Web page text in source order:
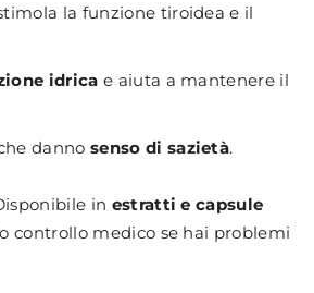
la funzione tiroidea e il
idrica e aiuta a mantenere il
danno senso di sazietà.
in estratti e capsule
controllo medico se hai problemi